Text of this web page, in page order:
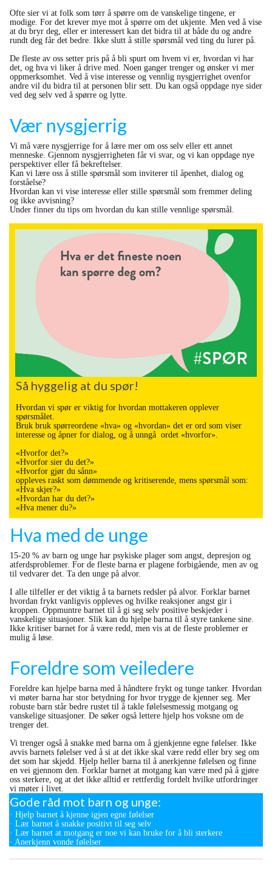
Ofte sier vi at folk som tørr å spørre om de vanskelige tingene, er
modige. For det krever mye mot å spørre om det ukjente. Men ved å vise
at du bryr deg, eller er interessert kan det bidra til at både du og andre
rundt deg får det bedre. Ikke slutt å stille spørsmål ved ting du lurer på.
De fleste av oss setter pris på å bli spurt om hvem vi er, hvordan vi har
det, og hva vi liker å drive med. Noen ganger trenger og ønsker vi mer
oppmerksomhet. Ved å vise interesse og vennlig nysgjerrighet ovenfor
andre vil du bidra til at personen blir sett. Du kan også oppdage nye sider
ved deg selv ved å spørre og lytte.
Vær nysgjerrig
Vi må være nysgjerrige for å lære mer om oss selv eller ett annet
menneske. Gjennom nysgjerrigheten får vi svar, og vi kan oppdage nye
perspektiver eller få bekreftelser.
Kan vi lære oss å stille spørsmål som inviterer til åpenhet, dialog og
forståelse?
Hvordan kan vi vise interesse eller stille spørsmål som fremmer deling
og ikke avvisning?
Under finner du tips om hvordan du kan stille vennlige spørsmål.
Så hyggelig at du spør!
Hvordan vi spør er viktig for hvordan mottakeren opplever
spørsmålet.
Bruk bruk spørreordene «hva» og «hvordan» det er ord som viser
interesse og åpner for dialog, og å unngå ordet «hvorfor».
«Hvorfor det?»
«Hvorfor sier du det?»
«Hvorfor gjør du sånn»
oppleves raskt som dømmende og kritiserende, mens spørsmål som:
«Hva skjer?»
«Hvordan har du det?»
«Hva mener du?»
Hva med de unge
15-20 % av barn og unge har psykiske plager som angst, depresjon og
atferdsproblemer. For de fleste barna er plagene forbigående, men av og
til vedvarer det. Ta den unge på alvor.
I alle tilfeller er det viktig å ta barnets redsler på alvor. Forklar barnet
hvordan frykt vanligvis oppleves og hvilke reaksjoner angst gir i
kroppen. Oppmuntre barnet til å gi seg selv positive beskjeder i
vanskelige situasjoner. Slik kan du hjelpe barna til å styre tankene sine.
Ikke kritiser barnet for å være redd, men vis at de fleste problemer er
mulig å løse.
Foreldre som veiledere
Foreldre kan hjelpe barna med å håndtere frykt og tunge tanker. Hvordan
vi møter barna har stor betydning for hvor trygge de kjenner seg. Mer
robuste barn står bedre rustet til å takle følelsesmessig motgang og
vanskelige situasjoner. De søker også lettere hjelp hos voksne om de
trenger det.
Vi trenger også å snakke med barna om å gjenkjenne egne følelser. Ikke
avvis barnets følelser ved å si at det ikke skal være redd eller bry seg om
det som har skjedd. Hjelp heller barna til å anerkjenne følelsen og finne
en vei gjennom den. Forklar barnet at motgang kan være med på å gjøre
oss sterkere, og at det ikke alltid er rettferdig fordelt hvilke utfordringer
vi møter i livet.
Gode råd mot barn og unge:
· Hjelp barnet å kjenne igjen egne følelser
· Lær barnet å snakke positivt til seg selv
· Lær barnet at motgang er noe vi kan bruke for å bli sterkere
· Anerkjenn vonde følelser